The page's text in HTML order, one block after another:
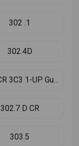
302 .1
302.4D
302.7 CR 3C3 1-UP Gummibælter
302.7 D CR
303.5